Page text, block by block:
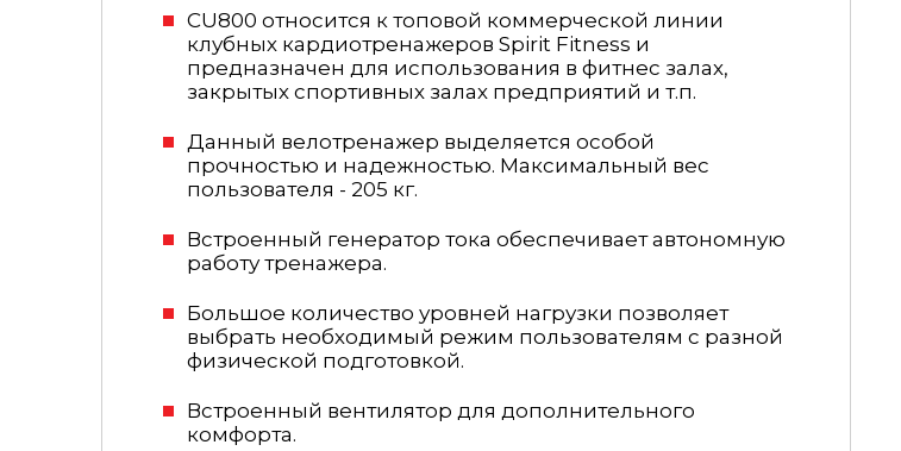
CU800 относится к топовой коммерческой линии
клубных кардиотренажеров Spirit Fitness и
предназначен для использования в фитнес залах,
закрытых спортивных залах предприятий и т.п.
Данный велотренажер выделяется особой
прочностью и надежностью. Максимальный вес
пользователя - 205 кг.
Встроенный генератор тока обеспечивает автономную
работу тренажера.
Большое количество уровней нагрузки позволяет
выбрать необходимый режим пользователям с разной
физической подготовкой.
Встроенный вентилятор для дополнительного
комфорта.